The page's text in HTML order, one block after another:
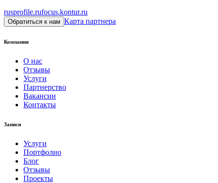
rusprofile.rufocus.kontur.ru
Обратиться к нам Карта партнера
Компания
О нас
Отзывы
Услуги
Партнерство
Вакансии
Контакты
Записи
Услуги
Портфолио
Блог
Отзывы
Проекты